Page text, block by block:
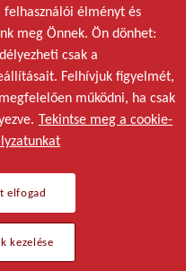
élményt és
meg Önnek. Ön dönhet:
csak a
Felhívjuk figyelmét,
működni, ha csak
Tekintse meg a cookie-
elfogad
kezelése